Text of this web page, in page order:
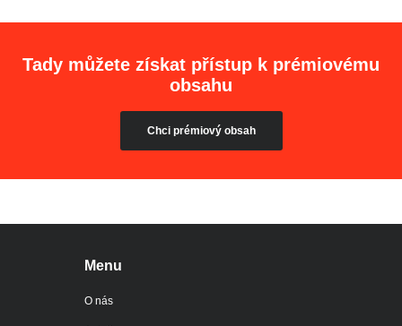
Tady můžete získat přístup k prémiovému
obsahu
Chci prémiový obsah
Menu
O nás